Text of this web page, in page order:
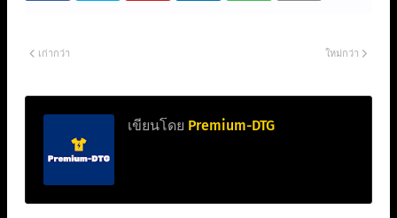
ใหม่กว่า
เก่ากว่า
เขียนโดย Premium-DTG